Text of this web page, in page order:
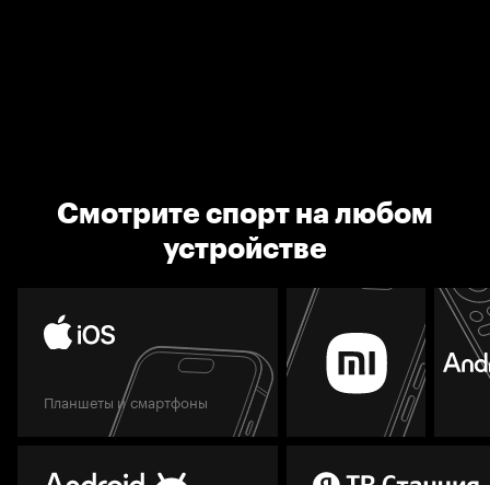
Смотрите спорт на любом
устройстве
Планшеты и смартфоны